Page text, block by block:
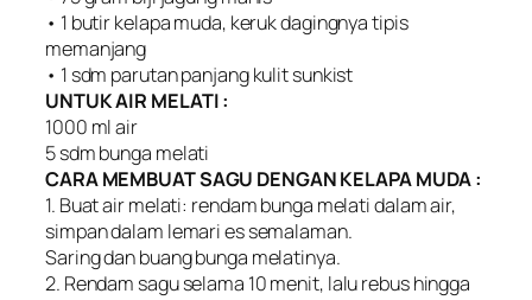
• 1 butir kelapa muda, keruk dagingnya tipis
memanjang
• 1 sdm parutan panjang kulit sunkist
UNTUK AIR MELATI :
1000 ml air
5 sdm bunga melati
CARA MEMBUAT SAGU DENGAN KELAPA MUDA :
1. Buat air melati: rendam bunga melati dalam air,
simpan dalam lemari es semalaman.
Saring dan buang bunga melatinya.
2. Rendam sagu selama 10 menit, lalu rebus hingga